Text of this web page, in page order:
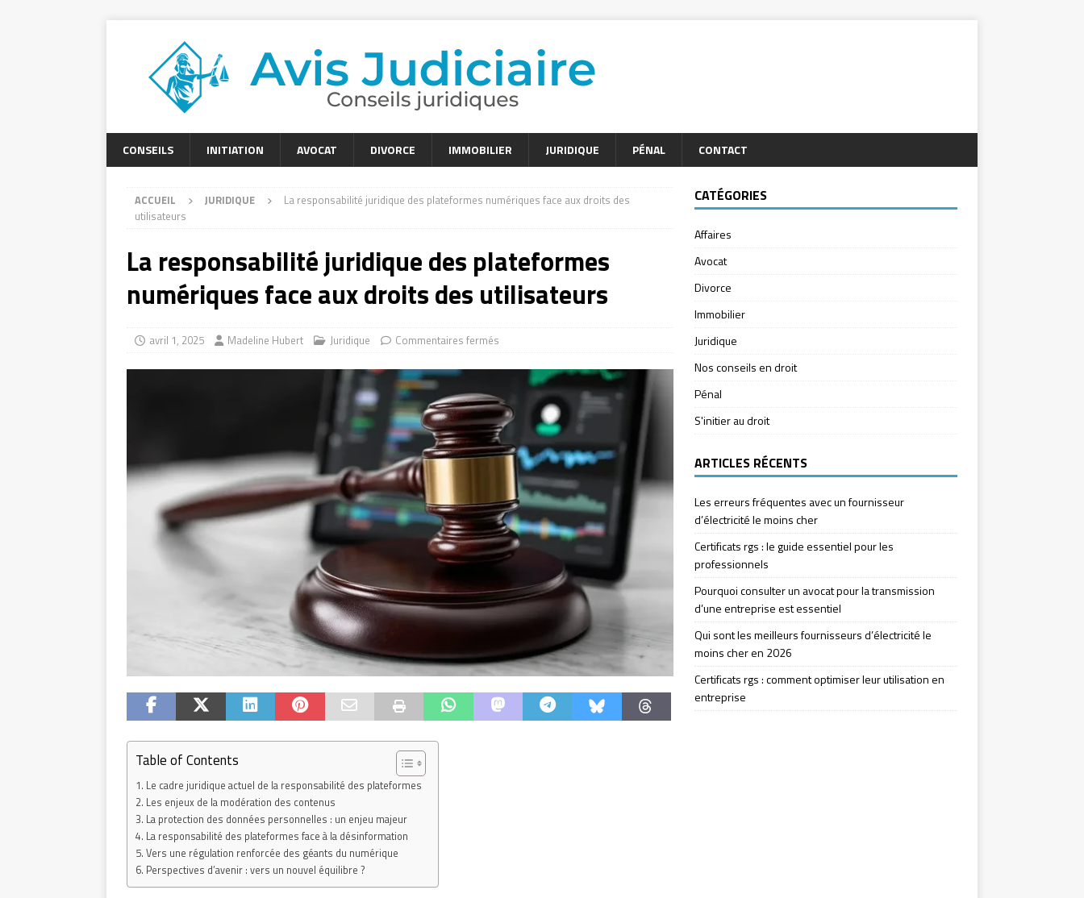
CONSEILS INITIATION AVOCAT DIVORCE IMMOBILIER JURIDIQUE PÉNAL CONTACT
ACCUEIL JURIDIQUE
La responsabilité juridique des plateformes numériques face aux droits des
utilisateurs
La responsabilité juridique des plateformes
numériques face aux droits des utilisateurs
avril 1, 2025 Madeline Hubert Juridique Commentaires fermés
Table of Contents
Le cadre juridique actuel de la responsabilité des plateformes
Les enjeux de la modération des contenus
La protection des données personnelles : un enjeu majeur
La responsabilité des plateformes face à la désinformation
Vers une régulation renforcée des géants du numérique
Perspectives d’avenir : vers un nouvel équilibre ?
CATÉGORIES
Affaires
Avocat
Divorce
Immobilier
Juridique
Nos conseils en droit
Pénal
S'initier au droit
ARTICLES RÉCENTS
Les erreurs fréquentes avec un fournisseur
d’électricité le moins cher
Certificats rgs : le guide essentiel pour les
professionnels
Pourquoi consulter un avocat pour la transmission
d’une entreprise est essentiel
Qui sont les meilleurs fournisseurs d’électricité le
moins cher en 2026
Certificats rgs : comment optimiser leur utilisation en
entreprise